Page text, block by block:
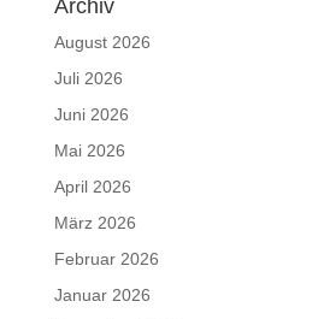
Archiv
August 2026
Juli 2026
Juni 2026
Mai 2026
April 2026
März 2026
Februar 2026
Januar 2026